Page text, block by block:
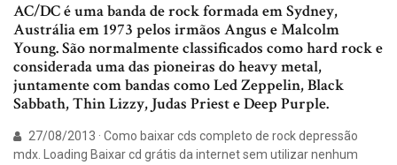
AC/DC é uma banda de rock formada em Sydney,
Austrália em 1973 pelos irmãos Angus e Malcolm
Young. São normalmente classificados como hard rock e
considerada uma das pioneiras do heavy metal,
juntamente com bandas como Led Zeppelin, Black
Sabbath, Thin Lizzy, Judas Priest e Deep Purple.
27/08/2013 · Como baixar cds completo de rock depressão
mdx. Loading Baixar cd grátis da internet sem utilizar nenhum